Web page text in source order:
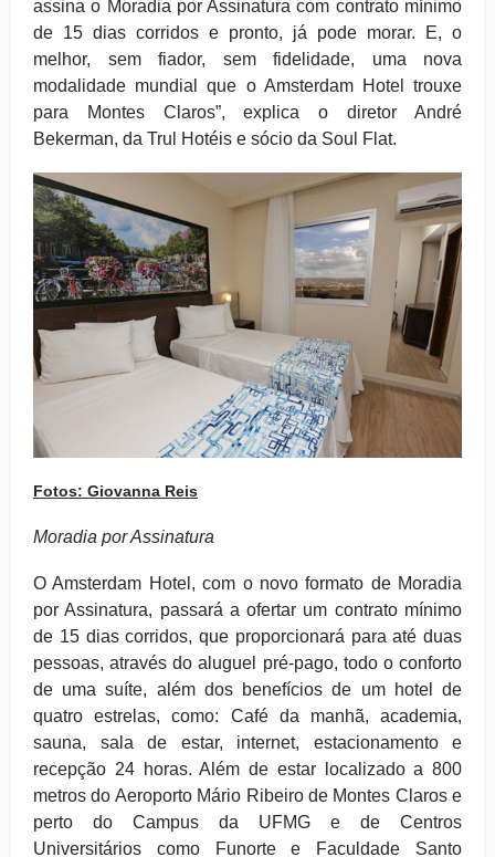
assina o Moradia por Assinatura com contrato mínimo
de 15 dias corridos e pronto, já pode morar. E, o
melhor, sem fiador, sem fidelidade, uma nova
modalidade mundial que o Amsterdam Hotel trouxe
para Montes Claros”, explica o diretor André
Bekerman, da Trul Hotéis e sócio da Soul Flat.
Fotos: Giovanna Reis
Moradia por Assinatura
O Amsterdam Hotel, com o novo formato de Moradia
por Assinatura, passará a ofertar um contrato mínimo
de 15 dias corridos, que proporcionará para até duas
pessoas, através do aluguel pré-pago, todo o conforto
de uma suíte, além dos benefícios de um hotel de
quatro estrelas, como: Café da manhã, academia,
sauna, sala de estar, internet, estacionamento e
recepção 24 horas. Além de estar localizado a 800
metros do Aeroporto Mário Ribeiro de Montes Claros e
perto do Campus da UFMG e de Centros
Universitários como Funorte e Faculdade Santo